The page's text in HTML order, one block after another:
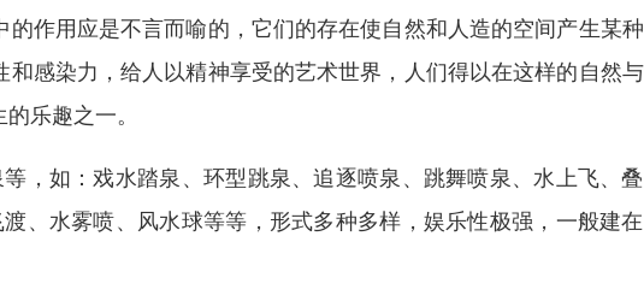
作用应是不言而喻的，它们的存在使自然和人造的空间产生某
感染力，给人以精神享受的艺术世界，人们得以在这样的自然
的乐趣之一。
，如：戏水踏泉、环型跳泉、追逐喷泉、跳舞喷泉、水上飞、
、水雾喷、风水球等等，形式多种多样，娱乐性极强，一般建